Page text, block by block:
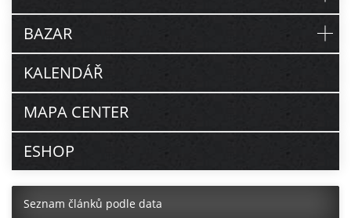
BAZAR
KALENDÁŘ
MAPA CENTER
ESHOP
Seznam článků podle data